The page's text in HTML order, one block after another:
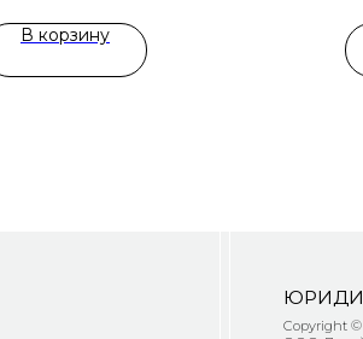
В корзину
ЮРИДИЧЕСКАЯ